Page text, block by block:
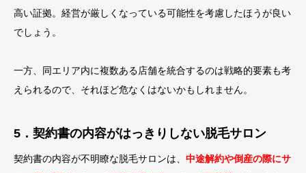
高い証拠。経営が厳しくなっている可能性を考慮したほうが良い
でしょう。
一方、同エリア内に複数ある店舗を統合するのは戦略的要素も考
えられるので、それほど危なくはないかもしれません。
5．契約書の内容がはっきりしない脱毛サロン
契約書の内容が不明瞭な脱毛サロンは、 中途解約や倒産の際にサ